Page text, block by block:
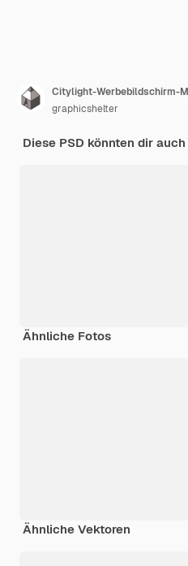
Citylight-Werbebildschirm-
graphicshelter
Diese PSD könnten dir
Ähnliche Fotos
Ähnliche Vektoren